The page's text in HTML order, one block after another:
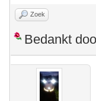
Zoek
Bedankt